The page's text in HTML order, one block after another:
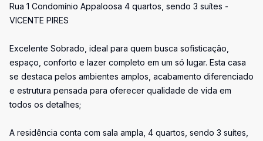
Rua 1 Condomínio Appaloosa 4 quartos, sendo 3 suítes -
VICENTE PIRES
Excelente Sobrado, ideal para quem busca sofisticação,
espaço, conforto e lazer completo em um só lugar. Esta casa
se destaca pelos ambientes amplos, acabamento diferenciado
e estrutura pensada para oferecer qualidade de vida em
todos os detalhes;
A residência conta com sala ampla, 4 quartos, sendo 3 suítes,